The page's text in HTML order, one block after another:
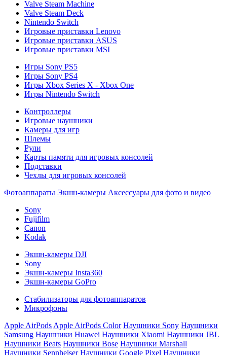
Valve Steam Machine
Valve Steam Deck
Nintendo Switch
Игровые приставки Lenovo
Игровые приставки ASUS
Игровые приставки MSI
Игры Sony PS5
Игры Sony PS4
Игры Xbox Series X - Xbox One
Игры Nintendo Switch
Контроллеры
Игровые наушники
Камеры для игр
Шлемы
Рули
Карты памяти для игровых консолей
Подставки
Чехлы для игровых консолей
Фотоаппараты Экшн-камеры Аксессуары для фото и видео
Sony
Fujifilm
Canon
Kodak
Экшн-камеры DJI
Sony
Экшн-камеры Insta360
Экшн-камеры GoPro
Стабилизаторы для фотоаппаратов
Микрофоны
Apple AirPods Apple AirPods Color Наушники Sony Наушники
Samsung Наушники Huawei Наушники Xiaomi Наушники JBL
Наушники Beats Наушники Bose Наушники Marshall
Наушники Sennheiser Наушники Google Pixel Наушники